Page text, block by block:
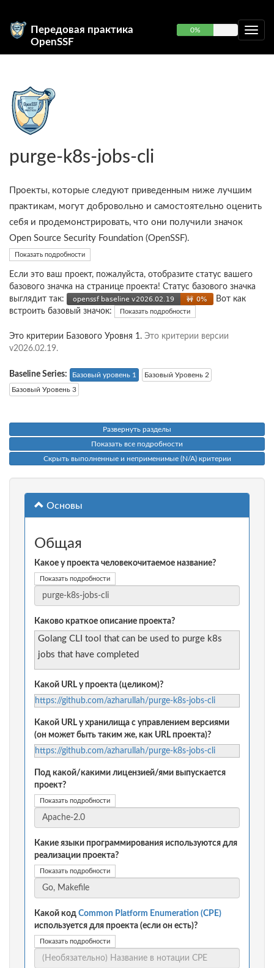
Передовая практика
OpenSSF
0%
purge-k8s-jobs-cli
Проекты, которые следуют приведенным ниже лучшим
практикам, могут добровольно и самостоятельно оценить
себя и продемонстрировать, что они получили значок
Open Source Security Foundation (OpenSSF).
Показать подробности
Если это ваш проект, пожалуйста, отобразите статус вашего
базового значка на странице проекта! Статус базового значка
выглядит так:
Вот как
встроить базовый значок:
Показать подробности
Это критерии Базового Уровня 1. Это критерии версии
v2026.02.19.
Baseline Series: Базовый уровень 1
Базовый Уровень 2
Базовый Уровень 3
Развернуть разделы
Показать все подробности
Скрыть выполненные и неприменимые (N/A) критерии
Основы
Общая
Какое у проекта человекочитаемое название?
Показать подробности
Каково краткое описание проекта?
Golang CLI tool that can be used to purge k8s
jobs that have completed
Какой URL у проекта (целиком)?
https://github.com/azharullah/purge-k8s-jobs-cli
Какой URL у хранилища с управлением версиями
(он может быть таким же, как URL проекта)?
https://github.com/azharullah/purge-k8s-jobs-cli
Под какой/какими лицензией/ями выпускается
проект?
Показать подробности
Какие языки программирования используются для
реализации проекта?
Показать подробности
Какой код Common Platform Enumeration (CPE)
используется для проекта (если он есть)?
Показать подробности